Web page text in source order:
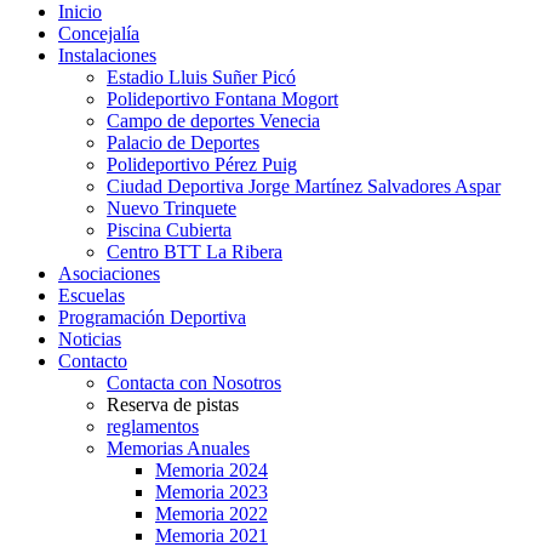
Inicio
Concejalía
Instalaciones
Estadio Lluis Suñer Picó
Polideportivo Fontana Mogort
Campo de deportes Venecia
Palacio de Deportes
Polideportivo Pérez Puig
Ciudad Deportiva Jorge Martínez Salvadores Aspar
Nuevo Trinquete
Piscina Cubierta
Centro BTT La Ribera
Asociaciones
Escuelas
Programación Deportiva
Noticias
Contacto
Contacta con Nosotros
Reserva de pistas
reglamentos
Memorias Anuales
Memoria 2024
Memoria 2023
Memoria 2022
Memoria 2021